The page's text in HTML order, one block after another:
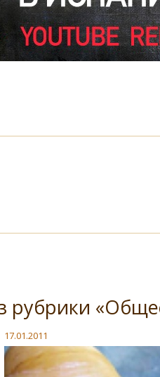
рубрики
17.01.2011